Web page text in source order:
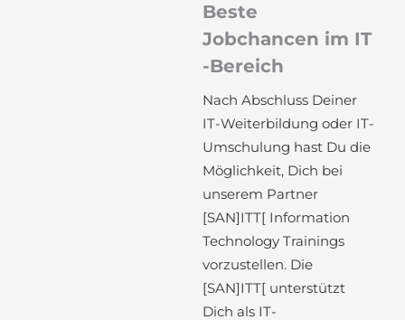
Beste
Jobchancen im IT
-Bereich
Nach Abschluss Deiner
IT-Weiterbildung oder IT-
Umschulung hast Du die
Möglichkeit, Dich bei
unserem Partner
[SAN]ITT[ Information
Technology Trainings
vorzustellen. Die
[SAN]ITT[ unterstützt
Dich als IT-